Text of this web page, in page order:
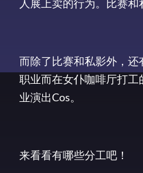
人展上卖的行为。比赛
而除了比赛和私影外，
职业而在女仆咖啡厅打
业演出Cos。
来看看有哪些分工吧！